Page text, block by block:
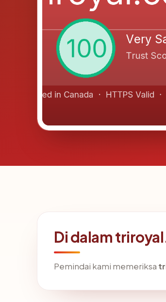
Di dalam
Pemindai kami memeriksa